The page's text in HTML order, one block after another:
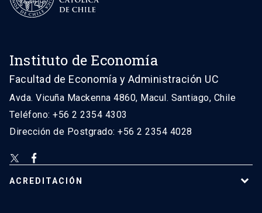
Instituto de Economía
Facultad de Economía y Administración UC
Avda. Vicuña Mackenna 4860, Macul. Santiago, Chile
Teléfono: +56 2 2354 4303
Dirección de Postgrado: +56 2 2354 4028
ACREDITACIÓN